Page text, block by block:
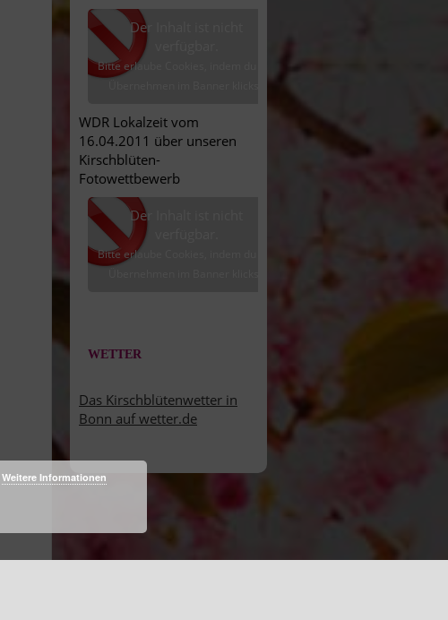
Der Inhalt ist nicht
Bitte erlaube Cookies, indem du auf
WDR Lokalzeit vom
16.04.2011 über unseren
Kirschblüten-
Fotowettbewerb
Der Inhalt ist nicht
Bitte erlaube Cookies, indem du auf
WETTER
Das Kirschblütenwetter in
Bonn auf wetter.de
Weitere Informationen